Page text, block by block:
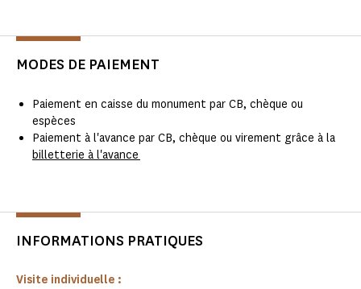
MODES DE PAIEMENT
Paiement en caisse du monument par CB, chèque ou
espèces
Paiement à l'avance par CB, chèque ou virement grâce à la
billetterie à l'avance
INFORMATIONS PRATIQUES
Visite individuelle :